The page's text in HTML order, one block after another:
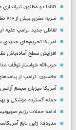
کانادا دو مظنون
ضربه مغزی بیش از ۷۰۰ نظامی آمریکایی در حملات ایران
لفاظی جدید ترامپ علیه
آمریکا تحریم‌های جدیدی
افزایش سطح آماده‌باش
حزب‌الله خواستار توقف
جانسون: ترامپ از
آمریکا میزبان مجمع
حمله گسترده موشکی و
ادامه حملات رژیم
مدودف: ژاپن تابع